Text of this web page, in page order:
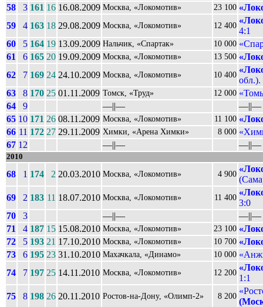
58
3 161 16 16.08.2009 Москва, «Локомотив» 23 100
59
4 163 18 29.08.2009 Москва, «Локомотив» 12 400
4:1
60
5 164 19 13.09.2009 Нальчик, «Спартак» 10 000
61
6 165 20 19.09.2009 Москва, «Локомотив» 13 500
62
7 169 24 24.10.2009 Москва, «Локомотив» 10 400
обл.).
63
8 170 25 01.11.2009 Томск, «Труд» 12 000
64
9 ––||––
––||––
65 10 171 26 08.11.2009 Москва, «Локомотив» 11 100
66 11 172 27 29.11.2009 Химки, «Арена Химки» 8 000
67 12 ––||–– ––||––
2010
68 1 174 2 20.03.2010 Москва, «Локомотив» 4 900
69
2 183 11 18.07.2010 Москва, «Локомотив» 11 400
3:0
70
3 ––||––
––||––
71
4 187 15 15.08.2010 Москва, «Локомотив» 23 100
72
5 193 21 17.10.2010 Москва, «Локомотив» 10 700
73
6 195 23 31.10.2010 Махачкала, «Динамо» 10 000
74
7 197 25 14.11.2010 Москва, «Локомотив» 12 200
1:1
75
8 198 26 20.11.2010 Ростов-на-Дону, «Олимп-2» 8 200